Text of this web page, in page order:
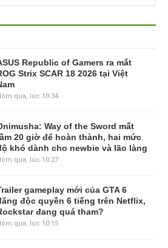
Republic of Gamers ra mắt
Strix SCAR 18 2026 tại Việt
qua, lúc 10:34
Way of the Sword mất
20 giờ để hoàn thành, hai mức
khó dành cho newbie và lão làng
qua, lúc 10:27
gameplay mới của GTA 6
độc quyền 6 tiếng trên Netflix,
đang quá tham?
qua, lúc 10:15